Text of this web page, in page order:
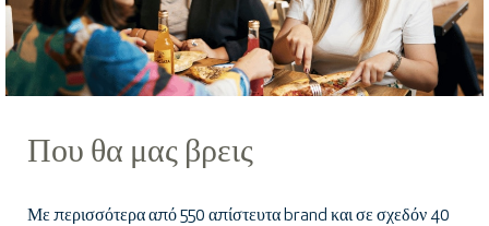
Που θα μας βρεις
Με περισσότερα από 550 απίστευτα brand και σε σχεδόν 40